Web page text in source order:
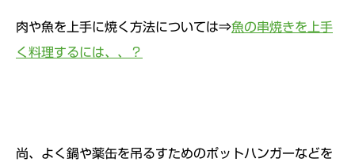
肉や魚を上手に焼く方法については⇒魚の串焼きを上手
く料理するには、、？
尚、よく鍋や薬缶を吊るすためのポットハンガーなどを